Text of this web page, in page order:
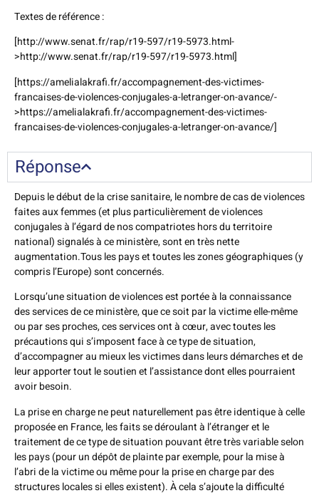
Textes de référence :
[http://www.senat.fr/rap/r19-597/r19-5973.html-
>http://www.senat.fr/rap/r19-597/r19-5973.html]
[https://amelialakrafi.fr/accompagnement-des-victimes-
francaises-de-violences-conjugales-a-letranger-on-avance/-
>https://amelialakrafi.fr/accompagnement-des-victimes-
francaises-de-violences-conjugales-a-letranger-on-avance/]
Réponse
Depuis le début de la crise sanitaire, le nombre de cas de violences
faites aux femmes (et plus particulièrement de violences
conjugales à l’égard de nos compatriotes hors du territoire
national) signalés à ce ministère, sont en très nette
augmentation.Tous les pays et toutes les zones géographiques (y
compris l’Europe) sont concernés.
Lorsqu’une situation de violences est portée à la connaissance
des services de ce ministère, que ce soit par la victime elle-même
ou par ses proches, ces services ont à cœur, avec toutes les
précautions qui s’imposent face à ce type de situation,
d’accompagner au mieux les victimes dans leurs démarches et de
leur apporter tout le soutien et l’assistance dont elles pourraient
avoir besoin.
La prise en charge ne peut naturellement pas être identique à celle
proposée en France, les faits se déroulant à l’étranger et le
traitement de ce type de situation pouvant être très variable selon
les pays (pour un dépôt de plainte par exemple, pour la mise à
l’abri de la victime ou même pour la prise en charge par des
structures locales si elles existent). À cela s’ajoute la difficulté